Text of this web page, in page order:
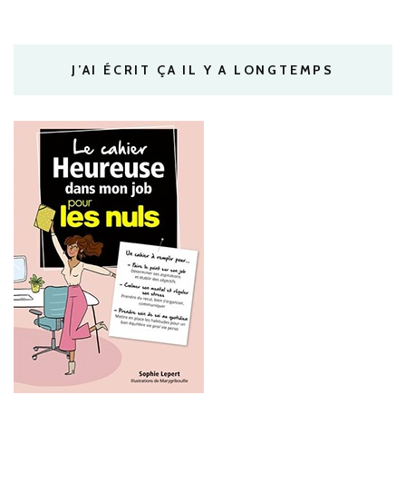
J’AI ÉCRIT ÇA IL Y A LONGTEMPS